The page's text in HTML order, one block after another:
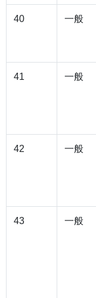
40 一般
41 一般
42 一般
43 一般